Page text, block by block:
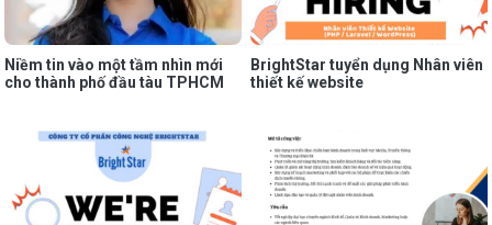
Niềm tin vào một tầm nhìn mới
cho thành phố đầu tàu TPHCM
BrightStar tuyển dụng Nhân viên
thiết kế website